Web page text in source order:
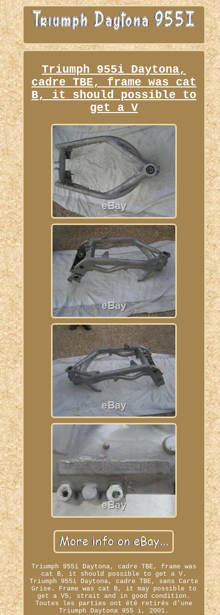
Triumph 955i Daytona,
cadre TBE, frame was cat
B, it should possible to
get a V
Triumph 955i Daytona, cadre TBE, frame was
cat B, it should possible to get a V.
Triumph 955i Daytona, cadre TBE, sans Carte
Grise. Frame was cat B, it may possible to
get a V5, strait and in good condition.
Toutes les parties ont été retirés d'une
Triumph Daytona 955 i, 2001.